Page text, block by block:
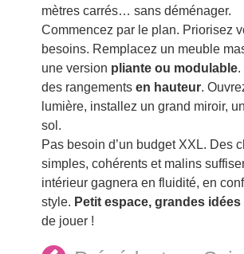
mètres carrés… sans déménager.
Commencez par le plan. Priorisez
besoins. Remplacez un meuble
une version pliante ou modulable.
des rangements en hauteur.
lumière, installez un grand miroir,
sol.
Pas besoin d’un budget XXL. Des
simples, cohérents et malins
intérieur gagnera en fluidité, en
style. Petit espace, grandes idées
de jouer !